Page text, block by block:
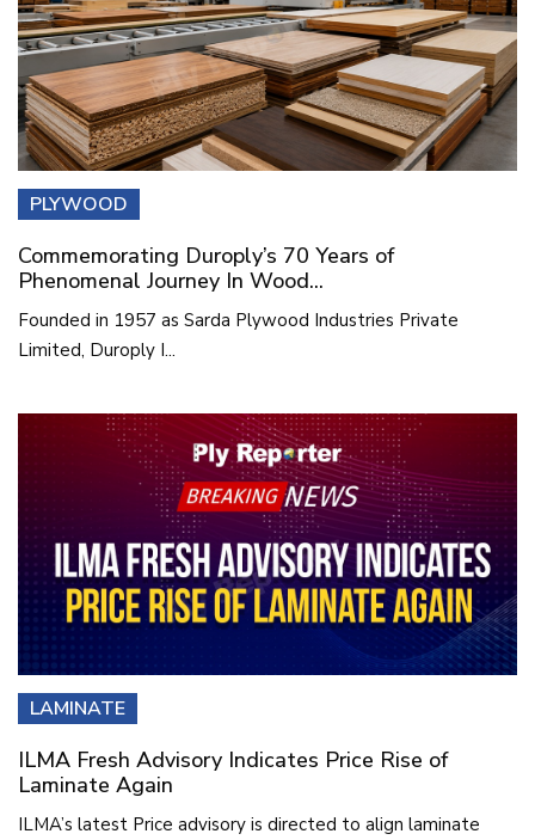
PLYWOOD
Commemorating Duroply’s 70 Years of
Phenomenal Journey In Wood...
Founded in 1957 as Sarda Plywood Industries Private
Limited, Duroply I...
LAMINATE
ILMA Fresh Advisory Indicates Price Rise of
Laminate Again
ILMA’s latest Price advisory is directed to align laminate